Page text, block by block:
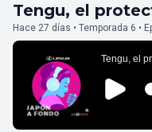
Tengu, el
Hace 27 días • Temporada 6 •